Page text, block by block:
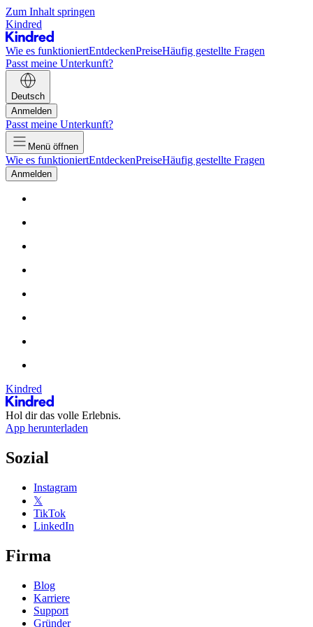
Zum Inhalt springen
Kindred
Wie es funktioniertEntdeckenPreiseHäufig gestellte Fragen
Passt meine Unterkunft?
Deutsch
Anmelden
Passt meine Unterkunft?
Menü öffnen
Wie es funktioniertEntdeckenPreiseHäufig gestellte Fragen
Anmelden
Kindred
Hol dir das volle Erlebnis.
App herunterladen
Sozial
Instagram
𝕏
TikTok
LinkedIn
Firma
Blog
Karriere
Support
Gründer